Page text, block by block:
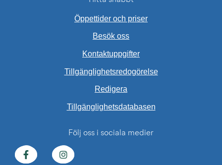
Öppettider och priser
Besök oss
Kontaktuppgifter
Tillgänglighetsredogörelse
Redigera
TillgänglighetsdatabasenLänk till annan
Följ oss i sociala medier